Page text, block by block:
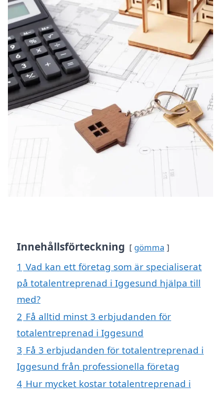
Innehållsförteckning gömma
1 Vad kan ett företag som är specialiserat
på totalentreprenad i Iggesund hjälpa till
med?
2 Få alltid minst 3 erbjudanden för
totalentreprenad i Iggesund
3 Få 3 erbjudanden för totalentreprenad i
Iggesund från professionella företag
4 Hur mycket kostar totalentreprenad i